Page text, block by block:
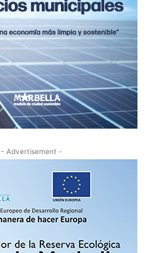
- Advertisement -